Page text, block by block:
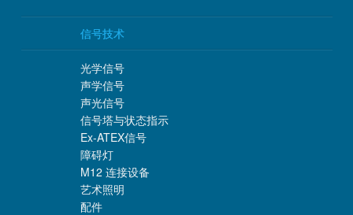
信号技术
光学信号
声学信号
声光信号
信号塔与状态指示
Ex-ATEX信号
障碍灯
M12 连接设备
艺术照明
配件